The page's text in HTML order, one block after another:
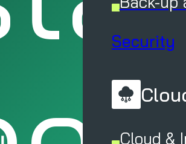
Security
Cloud &